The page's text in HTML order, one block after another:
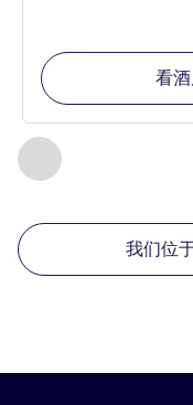
上一个 - 我们在附
第 1页，共 , 我
看
我们位